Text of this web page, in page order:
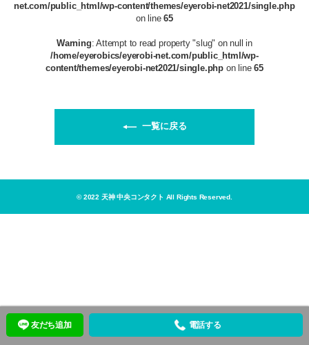
net.com/public_html/wp-content/themes/eyerobi-net2021/single.php
on line65
Warning: Attempt to read property "slug" on null in
/home/eyerobics/eyerobi-net.com/public_html/wp-
content/themes/eyerobi-net2021/single.php on line65
一覧に戻る
© 2022 天神 中央コンタクト All Rights Reserved.
友だち追加 電話する